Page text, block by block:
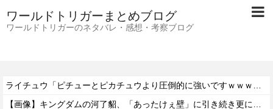
ワールドトリガーまとめブログ
ワールドトリガーのネタバレ・感想・考察ブログ